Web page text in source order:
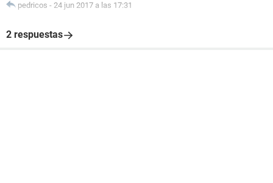
pedricos - 24 jun 2017 a las 17:31
2 respuestas